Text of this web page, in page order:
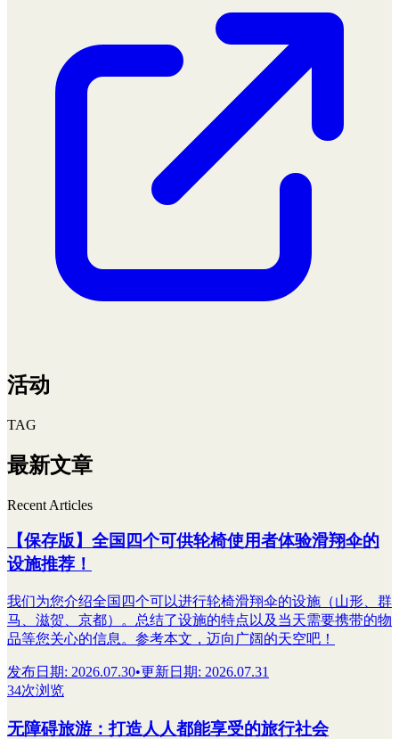
活动
TAG
最新文章
Recent Articles
【保存版】全国四个可供轮椅使用者体验滑翔伞的
设施推荐！
我们为您介绍全国四个可以进行轮椅滑翔伞的设施（山形、群
马、滋贺、京都）。总结了设施的特点以及当天需要携带的物
品等您关心的信息。参考本文，迈向广阔的天空吧！
发布日期: 2026.07.30•更新日期: 2026.07.31
34次浏览
无障碍旅游：打造人人都能享受的旅行社会